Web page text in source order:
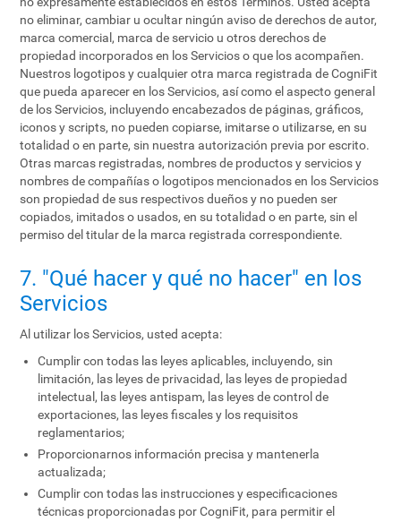
no eliminar, cambiar u ocultar ningún aviso de derechos de autor,
marca comercial, marca de servicio u otros derechos de
propiedad incorporados en los Servicios o que los acompañen.
Nuestros logotipos y cualquier otra marca registrada de CogniFit
que pueda aparecer en los Servicios, así como el aspecto general
de los Servicios, incluyendo encabezados de páginas, gráficos,
iconos y scripts, no pueden copiarse, imitarse o utilizarse, en su
totalidad o en parte, sin nuestra autorización previa por escrito.
Otras marcas registradas, nombres de productos y servicios y
nombres de compañías o logotipos mencionados en los Servicios
son propiedad de sus respectivos dueños y no pueden ser
copiados, imitados o usados, en su totalidad o en parte, sin el
permiso del titular de la marca registrada correspondiente.
7. "Qué hacer y qué no hacer" en los
Servicios
Al utilizar los Servicios, usted acepta:
Cumplir con todas las leyes aplicables, incluyendo, sin
limitación, las leyes de privacidad, las leyes de propiedad
intelectual, las leyes antispam, las leyes de control de
exportaciones, las leyes fiscales y los requisitos
reglamentarios;
Proporcionarnos información precisa y mantenerla
actualizada;
Cumplir con todas las instrucciones y especificaciones
técnicas proporcionadas por CogniFit, para permitir el